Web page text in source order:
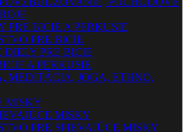
PRE BICIE A PERKUSIE
PRE BICIE
PRE BICIE
A PERKUSIE
MEDITÁCIA, JOGA, ETHNO,
MISKY
MISKY
PRE SPIEVAJÚCE MISKY